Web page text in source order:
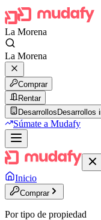
La Morena
La Morena
Comprar
Rentar
Desarrollos Desarrollos
Súmate a Mudafy
Inicio
Comprar
Por tipo de propiedad